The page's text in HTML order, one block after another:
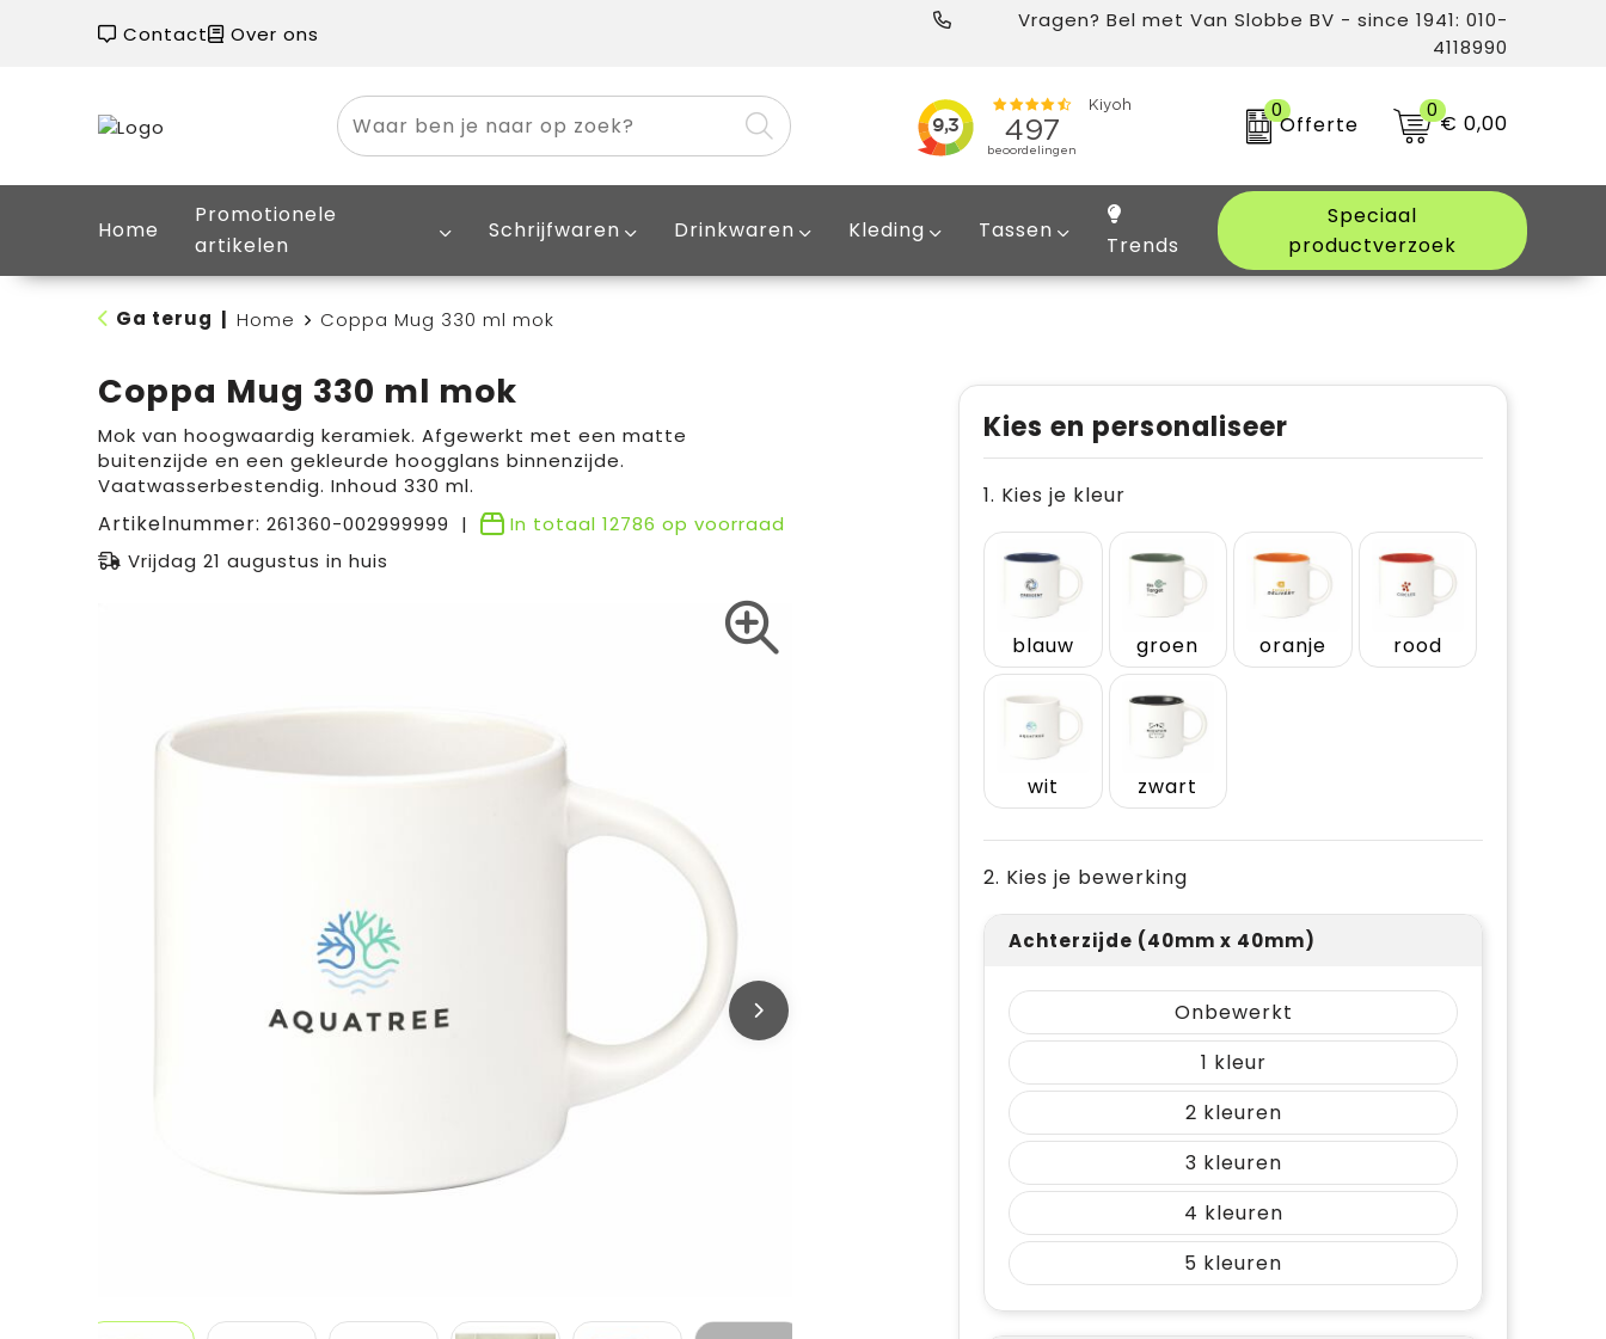
Contact Over ons
Vragen? Bel met Van Slobbe BV - since 1941: 010-
4118990
0
Offerte
0€ 0,00
Home
Promotionele
artikelen
Schrijfwaren Drinkwaren Kleding Tassen
Trends
Speciaal
productverzoek
Ga terug Home Coppa Mug 330 ml mok
Coppa Mug 330 ml mok
Mok van hoogwaardig keramiek. Afgewerkt met een matte
buitenzijde en een gekleurde hoogglans binnenzijde.
Vaatwasserbestendig. Inhoud 330 ml.
Artikelnummer: 261360-002999999 In totaal 12786 op voorraad
Vrijdag 21 augustus in huis
Kies en personaliseer
1. Kies je kleur
blauw groen oranje rood
wit zwart
2. Kies je bewerking
Achterzijde (40mm x 40mm)
Onbewerkt
1
2
3
4
5